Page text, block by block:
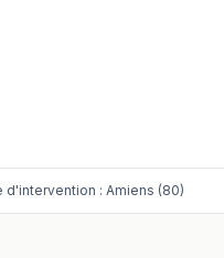
d'intervention : Amiens (80)